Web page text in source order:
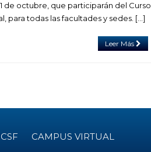
de octubre, que participarán del Curso
para todas las facultades y sedes. […]
Leer Más
CAMPUS VIRTUAL